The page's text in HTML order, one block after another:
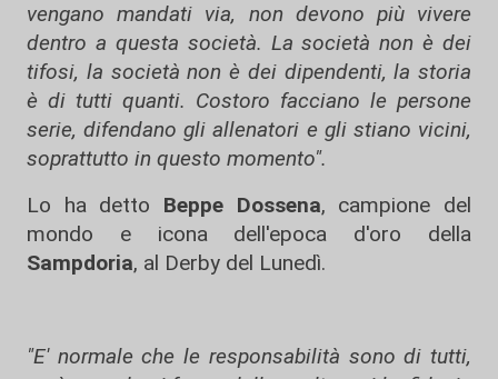
vengano mandati via, non devono più vivere
dentro a questa società. La società non è dei
tifosi, la società non è dei dipendenti, la storia
è di tutti quanti. Costoro facciano le persone
serie, difendano gli allenatori e gli stiano vicini,
soprattutto in questo momento".
Lo ha detto Beppe Dossena, campione del
mondo e icona dell'epoca d'oro della
Sampdoria, al Derby del Lunedì.
"E' normale che le responsabilità sono di tutti,